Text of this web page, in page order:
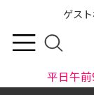
ゲス
平日午